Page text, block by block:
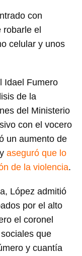
con
el
celular y unos
Idael Fumero
de la
del Ministerio
con el vocero
un aumento de
aseguró que lo
de la violencia.
López admitió
por el alto
el coronel
que
y cuantía